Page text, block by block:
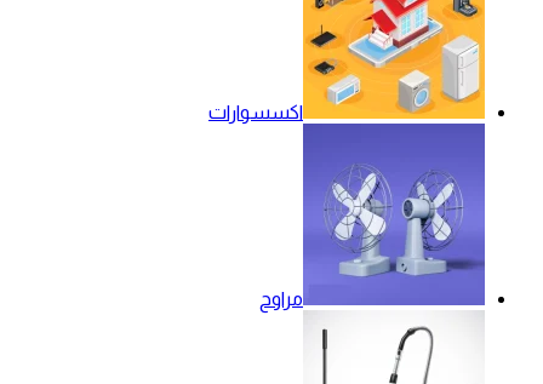
اكسسوارات
مراوح